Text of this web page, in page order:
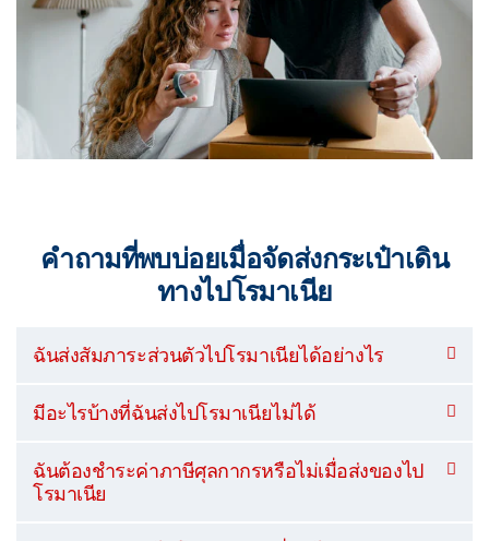
คำถามที่พบบ่อยเมื่อจัดส่งกระเป๋าเดิน
ทางไปโรมาเนีย
ฉันส่งสัมภาระส่วนตัวไปโรมาเนียได้อย่างไร
มีอะไรบ้างที่ฉันส่งไปโรมาเนียไม่ได้
ฉันต้องชำระค่าภาษีศุลกากรหรือไม่เมื่อส่งของไป
โรมาเนีย